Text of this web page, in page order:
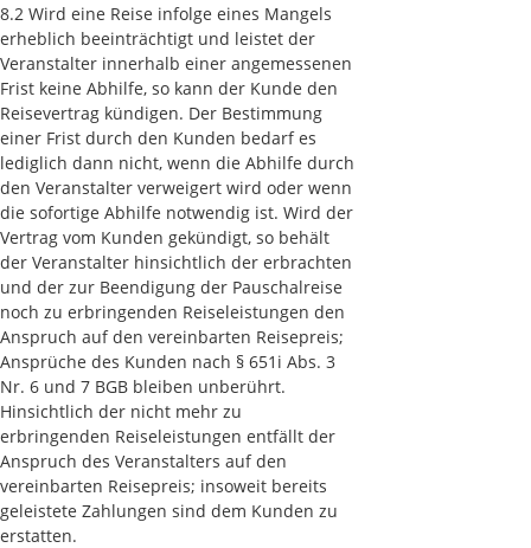
8.2 Wird eine Reise infolge eines Mangels
erheblich beeinträchtigt und leistet der
Veranstalter innerhalb einer angemessenen
Frist keine Abhilfe, so kann der Kunde den
Reisevertrag kündigen. Der Bestimmung
einer Frist durch den Kunden bedarf es
lediglich dann nicht, wenn die Abhilfe durch
den Veranstalter verweigert wird oder wenn
die sofortige Abhilfe notwendig ist. Wird der
Vertrag vom Kunden gekündigt, so behält
der Veranstalter hinsichtlich der erbrachten
und der zur Beendigung der Pauschalreise
noch zu erbringenden Reiseleistungen den
Anspruch auf den vereinbarten Reisepreis;
Ansprüche des Kunden nach § 651i Abs. 3
Nr. 6 und 7 BGB bleiben unberührt.
Hinsichtlich der nicht mehr zu
erbringenden Reiseleistungen entfällt der
Anspruch des Veranstalters auf den
vereinbarten Reisepreis; insoweit bereits
geleistete Zahlungen sind dem Kunden zu
erstatten.